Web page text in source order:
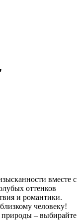
вместе с
оттенков
и романтики.
человеку!
– выбирайте